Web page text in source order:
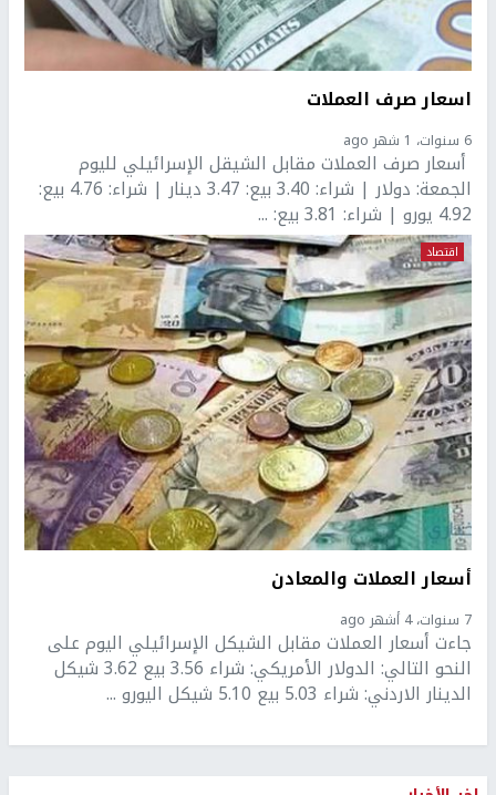
اسعار صرف العملات
6 سنوات، 1 شهر ago
أسعار صرف العملات مقابل الشيقل الإسرائيلي لليوم
الجمعة: دولار | شراء: 3.40 بيع: 3.47 دينار | شراء: 4.76 بيع:
4.92 يورو | شراء: 3.81 بيع: ...
اقتصاد
أسعار العملات والمعادن
7 سنوات، 4 أشهر ago
جاءت أسعار العملات مقابل الشيكل الإسرائيلي اليوم على
النحو التالي: الدولار الأمريكي: شراء 3.56 بيع 3.62 شيكل
الدينار الاردني: شراء 5.03 بيع 5.10 شيكل اليورو ...